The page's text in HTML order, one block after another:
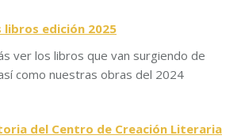
libros edición 2025
ver los libros que van surgiendo de
como nuestras obras del 2024
del Centro de Creación Literaria